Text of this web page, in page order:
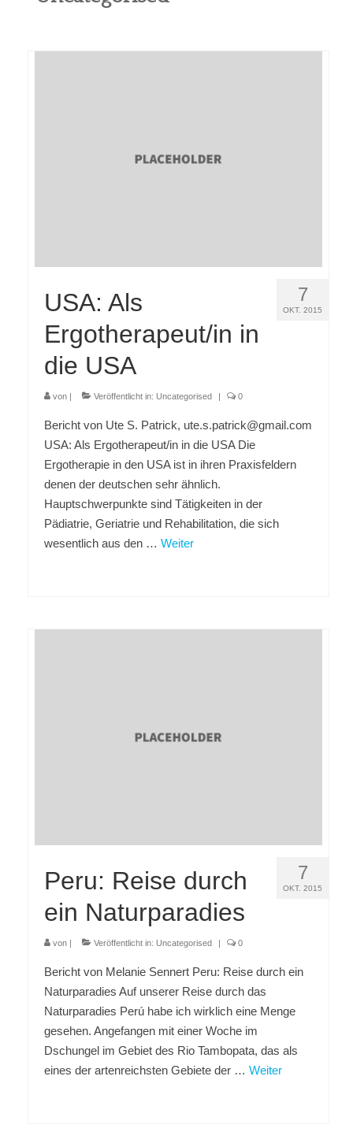
Über uns
7
OKT. 2015
USA: Als
Ergotherapeut/in in
die USA
von | Veröffentlicht in: Uncategorised | 0
Bericht von Ute S. Patrick, ute.s.patrick@gmail.com
USA: Als Ergotherapeut/in in die USA Die
Ergotherapie in den USA ist in ihren Praxisfeldern
denen der deutschen sehr ähnlich.
Hauptschwerpunkte sind Tätigkeiten in der
Pädiatrie, Geriatrie und Rehabilitation, die sich
wesentlich aus den … Weiter
7
OKT. 2015
Peru: Reise durch
ein Naturparadies
von | Veröffentlicht in: Uncategorised | 0
Bericht von Melanie Sennert Peru: Reise durch ein
Naturparadies Auf unserer Reise durch das
Naturparadies Perú habe ich wirklich eine Menge
gesehen. Angefangen mit einer Woche im
Dschungel im Gebiet des Rio Tambopata, das als
eines der artenreichsten Gebiete der … Weiter